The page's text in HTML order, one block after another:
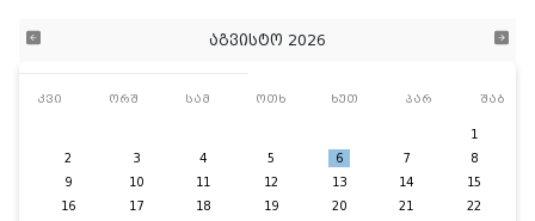
აგვისტო 2026
კვი ორშ სამ ოთხ ხუთ პარ შაბ
1
2
3 4 5 6 7
8
9
10 11 12 13 14
15
16
17 18 19 20 21
22